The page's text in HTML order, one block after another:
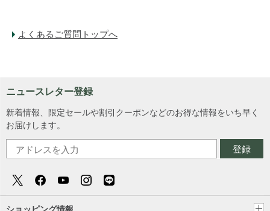
よくあるご質問トップへ
ニュースレター登録
新着情報、限定セールや割引クーポンなどのお得な情報をいち早く
お届けします。
登録